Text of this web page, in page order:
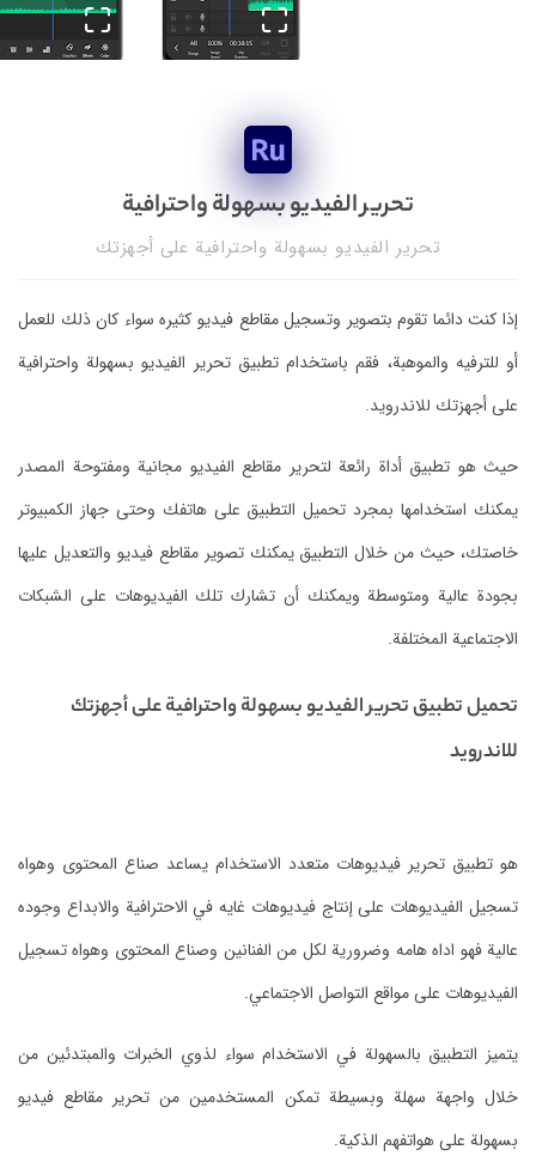
تحرير الفيديو بسهولة واحترافية
تحرير الفيديو بسهولة واحترافية على أجهزتك
إذا كنت دائما تقوم بتصوير وتسجيل مقاطع فيديو كثيره سواء كان ذلك للعمل
أو للترفيه والموهبة، فقم باستخدام تطبيق تحرير الفيديو بسهولة واحترافية
على أجهزتك للاندرويد.
حيث هو تطبيق أداة رائعة لتحرير مقاطع الفيديو مجانية ومفتوحة المصدر
يمكنك استخدامها بمجرد تحميل التطبيق على هاتفك وحتى جهاز الكمبيوتر
خاصتك، حيث من خلال التطبيق يمكنك تصوير مقاطع فيديو والتعديل عليها
بجودة عالية ومتوسطة ويمكنك أن تشارك تلك الفيديوهات على الشبكات
الاجتماعية المختلفة.
تحميل تطبيق تحرير الفيديو بسهولة واحترافية على أجهزتك
للاندرويد
هو تطبيق تحرير فيديوهات متعدد الاستخدام يساعد صناع المحتوى وهواه
تسجيل الفيديوهات على إنتاج فيديوهات غايه في الاحترافية والابداع وجوده
عالية فهو اداه هامه وضرورية لكل من الفنانين وصناع المحتوى وهواه تسجيل
الفيديوهات على مواقع التواصل الاجتماعي.
يتميز التطبيق بالسهولة في الاستخدام سواء لذوي الخبرات والمبتدئين من
خلال واجهة سهلة وبسيطة تمكن المستخدمين من تحرير مقاطع فيديو
بسهولة على هواتفهم الذكية.